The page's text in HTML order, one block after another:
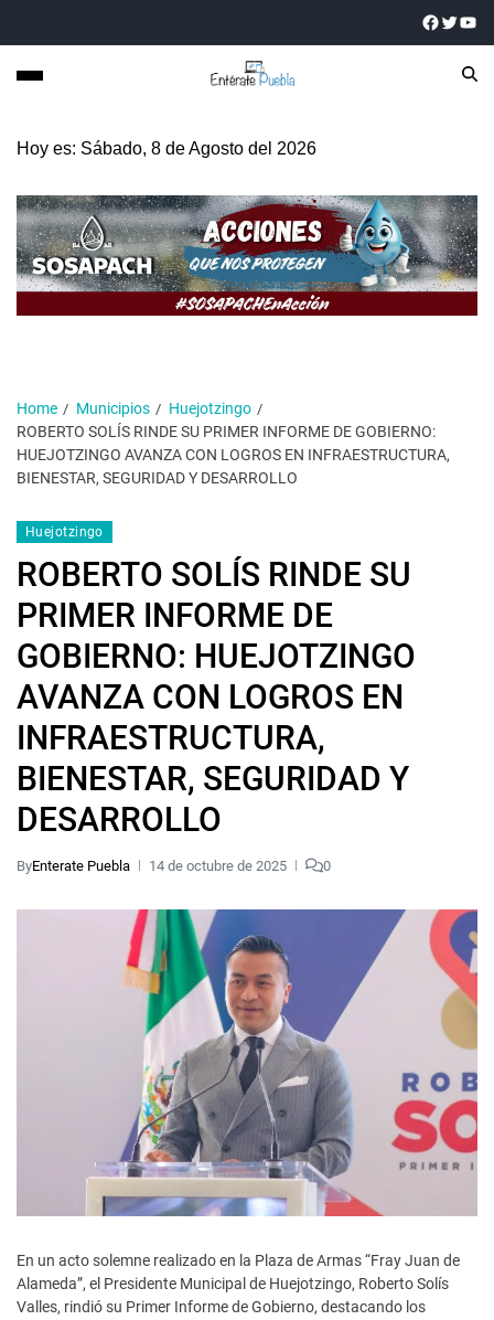
Hoy es: Sábado, 8 de Agosto del 2026
Home Municipios
Huejotzingo
ROBERTO SOLÍS RINDE SU PRIMER INFORME DE GOBIERNO:
HUEJOTZINGO AVANZA CON LOGROS EN INFRAESTRUCTURA,
BIENESTAR, SEGURIDAD Y DESARROLLO
Huejotzingo
ROBERTO SOLÍS RINDE SU
PRIMER INFORME DE
GOBIERNO: HUEJOTZINGO
AVANZA CON LOGROS EN
INFRAESTRUCTURA,
BIENESTAR, SEGURIDAD Y
DESARROLLO
ByEnterate Puebla 14 de octubre de 2025 0
En un acto solemne realizado en la Plaza de Armas “Fray Juan de
Alameda”, el Presidente Municipal de Huejotzingo, Roberto Solís
Valles, rindió su Primer Informe de Gobierno, destacando los